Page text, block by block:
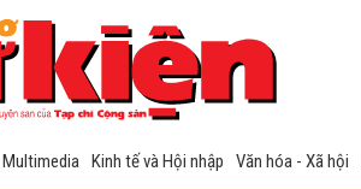
Multimedia Kinh tế và Hội nhập Văn hóa - Xã hội